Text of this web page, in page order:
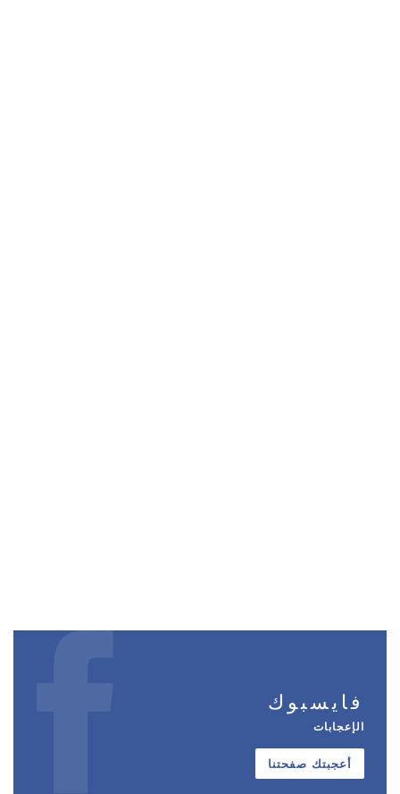
فايسبوك
الإعجابات
أعجبتك صفحتنا